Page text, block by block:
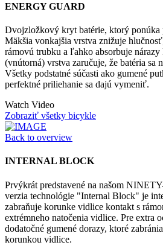
ENERGY GUARD
Dvojzložkový kryt batérie, ktorý ponúka
Mäkšia vonkajšia vrstva znižuje
rámovú trubku a ľahko absorbuje
(vnútorná) vrstva zaručuje, že batéria sa
Všetky podstatné súčasti ako gumené
perfektné priliehanie sa dajú vymeniť.
Watch Video
Zobraziť všetky bicykle
Back to overview
INTERNAL BLOCK
Prvýkrát predstavené na našom
verzia technológie "Internal Block" je
zabraňuje korunke vidlice kontakt s
extrémneho natočenia vidlice. Pre extra
dodatočné gumené dorazy, ktoré
korunkou vidlice.